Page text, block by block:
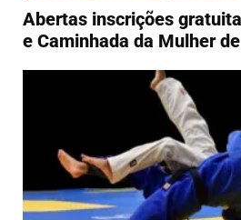
Abertas inscrições
e Caminhada da Mulher